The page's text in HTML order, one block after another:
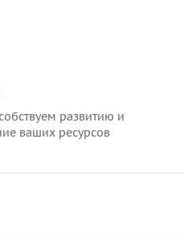
развитию и
ваших ресурсов